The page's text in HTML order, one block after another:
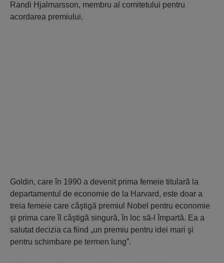
Randi Hjalmarsson, membru al comitetului pentru
acordarea premiului.
Goldin, care în 1990 a devenit prima femeie titulară la
departamentul de economie de la Harvard, este doar a
treia femeie care câştigă premiul Nobel pentru economie
şi prima care îl câştigă singură, în loc să-l împartă. Ea a
salutat decizia ca fiind „un premiu pentru idei mari şi
pentru schimbare pe termen lung”.